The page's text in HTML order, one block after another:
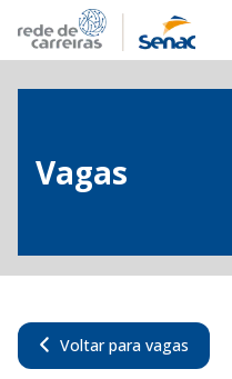
Vagas
Voltar para vagas